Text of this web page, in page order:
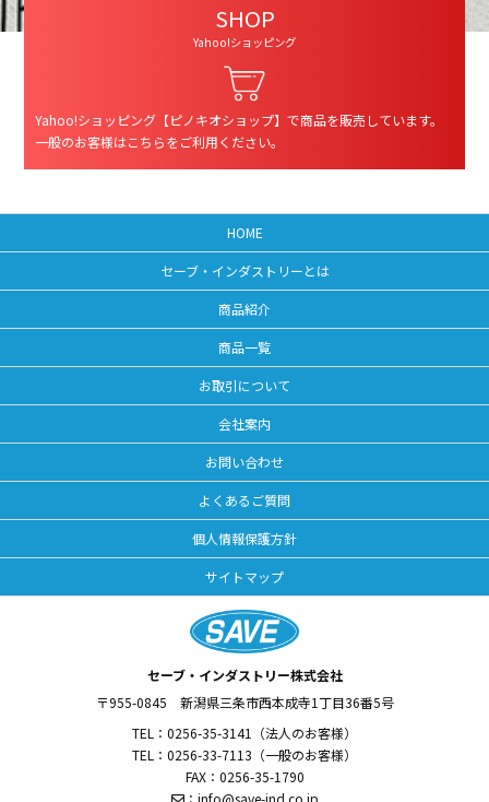
SHOP
Yahoo!ショッピング
Yahoo!ショッピング【ピノキオショップ】で商品を販売しています。
一般のお客様はこちらをご利用ください。
HOME
セーブ・インダストリーとは
商品紹介
商品一覧
お取引について
会社案内
お問い合わせ
よくあるご質問
個人情報保護方針
サイトマップ
セーブ・インダストリー株式会社
〒955-0845 新潟県三条市西本成寺1丁目36番5号
TEL： 0256-35-3141 （法人のお客様）
TEL： 0256-33-7113 （一般のお客様）
FAX：0256-35-1790